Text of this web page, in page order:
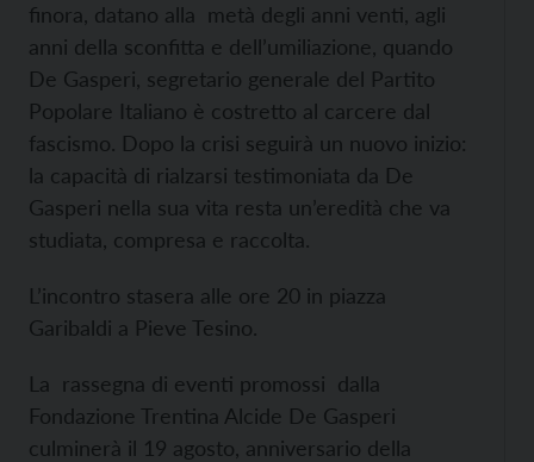
finora, datano alla metà degli anni venti, agli
anni della sconfitta e dell’umiliazione, quando
De Gasperi, segretario generale del Partito
Popolare Italiano è costretto al carcere dal
fascismo. Dopo la crisi seguirà un nuovo inizio:
la capacità di rialzarsi testimoniata da De
Gasperi nella sua vita resta un’eredità che va
studiata, compresa e raccolta.
L’incontro stasera alle ore 20 in piazza
Garibaldi a Pieve Tesino.
La rassegna di eventi promossi dalla
Fondazione Trentina Alcide De Gasperi
culminerà il 19 agosto, anniversario della